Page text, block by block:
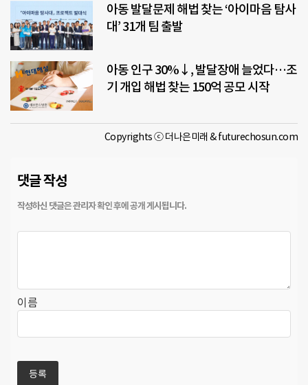
아동 발달문제 해법 찾는 ‘아이마음 탐사
대’ 31개 팀 출발
아동 인구 30%↓, 발달장애 늘었다…조
기 개입 해법 찾는 150억 공모 시작
Copyrights ⓒ 더나은미래 & futurechosun.com
댓글 작성
이름